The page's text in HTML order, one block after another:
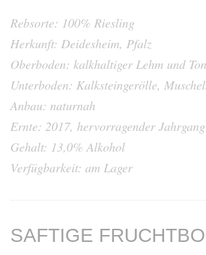
Rebsorte: 100% Riesling
Herkunft: Deidesheim, Pfalz
Oberboden: kalkhaltiger Lehm und
Unterboden: Kalksteingerölle,
Anbau: naturnah
Ernte: 2017, hervorragender Jahrgang
Gehalt: 13,0% Alkohol
Verfügbarkeit: am Lager
SAFTIGE